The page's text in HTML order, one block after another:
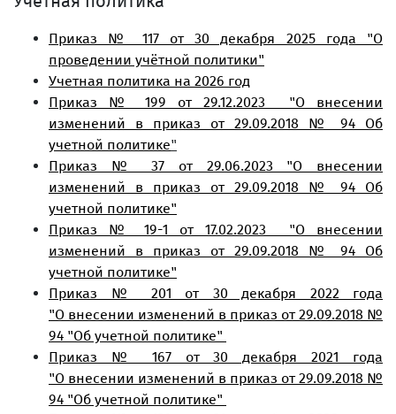
Приказ № 117 от 30 декабря 2025 года "О
проведении учётной политики"
Учетная политика на 2026 год
Приказ № 199 от 29.12.2023 "О внесении
изменений в приказ от 29.09.2018 № 94 Об
учетной политике"
Приказ № 37 от 29.06.2023 "О внесении
изменений в приказ от 29.09.2018 № 94 Об
учетной политике"
Приказ № 19-1 от 17.02.2023 "О внесении
изменений в приказ от 29.09.2018 № 94 Об
учетной политике"
Приказ № 201 от 30 декабря 2022 года
"О внесении изменений в приказ от 29.09.2018 №
94 "Об учетной политике"
Приказ № 167 от 30 декабря 2021 года
"О внесении изменений в приказ от 29.09.2018 №
94 "Об учетной политике"